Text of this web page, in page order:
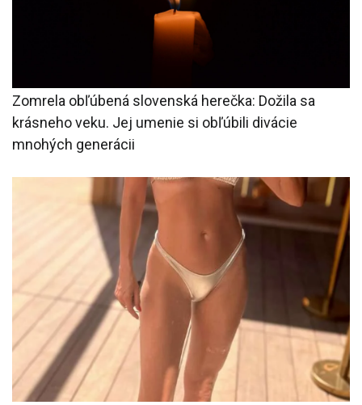
Zomrela obľúbená slovenská herečka: Dožila sa
krásneho veku. Jej umenie si obľúbili divácie
mnohých generácii